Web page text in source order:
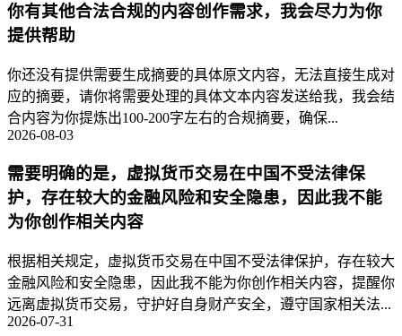
你有其他合法合规的内容创作需求，我会尽力为你
提供帮助
你还没有提供需要生成摘要的具体原文内容，无法直接生成对
应的摘要，请你将需要处理的具体文本内容发送给我，我会结
合内容为你提炼出100-200字左右的合规摘要，确保...
2026-08-03
需要明确的是，虚拟货币交易在中国不受法律保
护，存在较大的金融风险和安全隐患，因此我不能
为你创作相关内容
根据相关规定，虚拟货币交易在中国不受法律保护，存在较大
金融风险和安全隐患，因此我不能为你创作相关内容，提醒你
远离虚拟货币交易，守护好自身财产安全，遵守国家相关法...
2026-07-31